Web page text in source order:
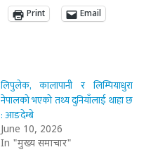
Print Email
लिपुलेक, कालापानी र लिम्पियाधुरा
नेपालको भएको तथ्य दुनियाँलाई थाहा छ
: आङदेम्बे
June 10, 2026
In "मुख्य समाचार"